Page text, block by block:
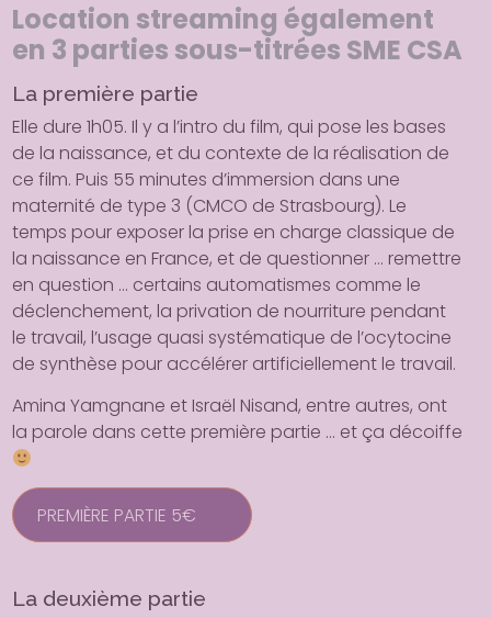
Location streaming également
en 3 parties sous-titrées SME CSA
La première partie
Elle dure 1h05. Il y a l’intro du film, qui pose les bases
de la naissance, et du contexte de la réalisation de
ce film. Puis 55 minutes d’immersion dans une
maternité de type 3 (CMCO de Strasbourg). Le
temps pour exposer la prise en charge classique de
la naissance en France, et de questionner … remettre
en question … certains automatismes comme le
déclenchement, la privation de nourriture pendant
le travail, l’usage quasi systématique de l’ocytocine
de synthèse pour accélérer artificiellement le travail.
Amina Yamgnane et Israël Nisand, entre autres, ont
la parole dans cette première partie … et ça décoiffe
PREMIÈRE PARTIE 5€
La deuxième partie